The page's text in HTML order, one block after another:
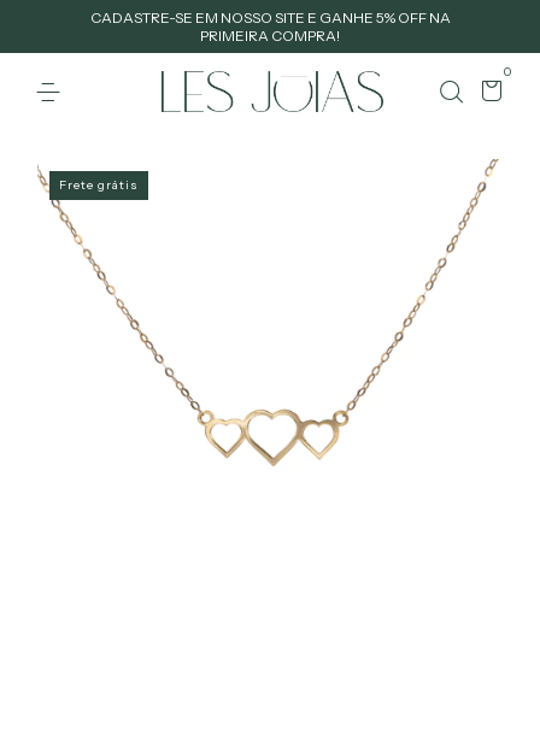
CADASTRE-SE EM NOSSO SITE E GANHE 5% OFF NA
PRIMEIRA COMPRA!
0
Frete grátis